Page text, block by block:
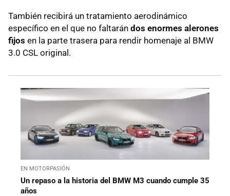
También recibirá un tratamiento aerodinámico
específico en el que no faltarán dos enormes alerones
fijos en la parte trasera para rendir homenaje al BMW
3.0 CSL original.
EN MOTORPASIÓN
Un repaso a la historia del BMW M3 cuando cumple 35
años